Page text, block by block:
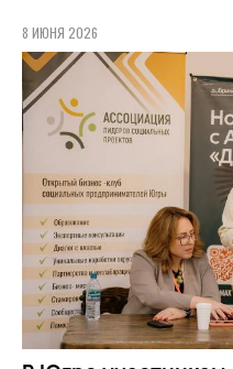
8 ИЮНЯ 2026